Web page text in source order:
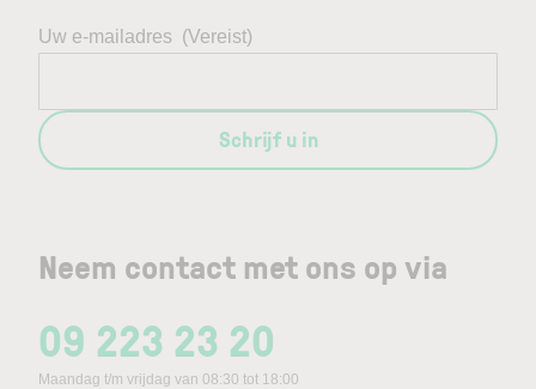
Neem contact met ons op via
09 223 23 20
Maandag t/m vrijdag van 08:30 tot 18:00
Uw e-mailadres (Vereist)
Schrijf u in